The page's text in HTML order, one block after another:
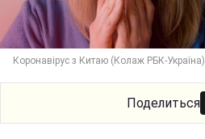
Коронавірус з Китаю (Колаж РБК-Україна)
Поделиться